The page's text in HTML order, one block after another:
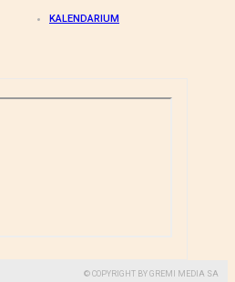
KALENDARIUM
© COPYRIGHT BY GREMI MEDIA SA